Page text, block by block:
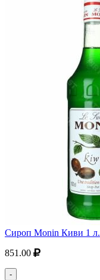
Сироп Monin Киви 1 л.
851.00
-